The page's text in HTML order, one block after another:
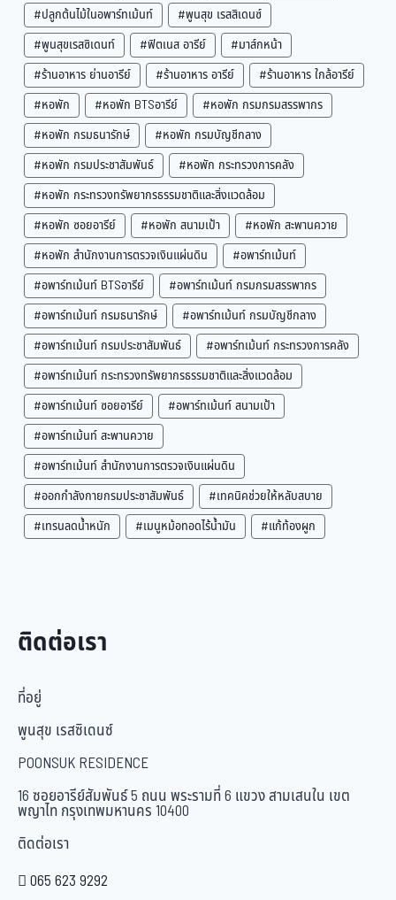
#ปลูกต้นไม้ในอพาร์ทเม้นท์
#พูนสุข เรสสิเดนซ์
#พูนสุขเรสซิเดนท์
#ฟิตเนส อารีย์
#มาส์กหน้า
#ร้านอาหาร ย่านอารีย์
#ร้านอาหาร อารีย์
#ร้านอาหาร ใกล้อารีย์
#หอพัก
#หอพัก BTSอารีย์
#หอพัก กรมกรมสรรพากร
#หอพัก กรมธนารักษ์
#หอพัก กรมบัญชีกลาง
#หอพัก กรมประชาสัมพันธ์
#หอพัก กระทรวงการคลัง
#หอพัก กระทรวงทรัพยากรธรรมชาติและสิ่งแวดล้อม
#หอพัก ซอยอารีย์
#หอพัก สนามเป้า
#หอพัก สะพานควาย
#หอพัก สำนักงานการตรวจเงินแผ่นดิน
#อพาร์ทเม้นท์
#อพาร์ทเม้นท์ BTSอารีย์
#อพาร์ทเม้นท์ กรมกรมสรรพากร
#อพาร์ทเม้นท์ กรมธนารักษ์
#อพาร์ทเม้นท์ กรมบัญชีกลาง
#อพาร์ทเม้นท์ กรมประชาสัมพันธ์
#อพาร์ทเม้นท์ กระทรวงการคลัง
#อพาร์ทเม้นท์ กระทรวงทรัพยากรธรรมชาติและสิ่งแวดล้อม
#อพาร์ทเม้นท์ ซอยอารีย์
#อพาร์ทเม้นท์ สนามเป้า
#อพาร์ทเม้นท์ สะพานควาย
#อพาร์ทเม้นท์ สำนักงานการตรวจเงินแผ่นดิน
#ออกกำลังกายกรมประชาสัมพันธ์
#เทคนิคช่วยให้หลับสบาย
#เทรนลดน้ำหนัก
#เมนูหม้อทอดไร้น้ำมัน #แก้ท้องผูก
ติดต่อเรา
ที่อยู่
พูนสุข เรสซิเดนซ์
POONSUK RESIDENCE
16 ซอยอารีย์สัมพันธ์ 5 ถนน พระรามที่ 6 แขวง สามเสนใน เขต
พญาไท กรุงเทพมหานคร 10400
ติดต่อเรา
065 623 9292